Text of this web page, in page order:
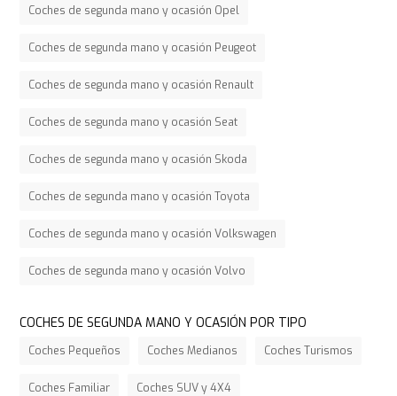
Coches de segunda mano y ocasión Opel
Coches de segunda mano y ocasión Peugeot
Coches de segunda mano y ocasión Renault
Coches de segunda mano y ocasión Seat
Coches de segunda mano y ocasión Skoda
Coches de segunda mano y ocasión Toyota
Coches de segunda mano y ocasión Volkswagen
Coches de segunda mano y ocasión Volvo
COCHES DE SEGUNDA MANO Y OCASIÓN POR TIPO
Coches Pequeños Coches Medianos Coches Turismos
Coches Familiar Coches SUV y 4X4